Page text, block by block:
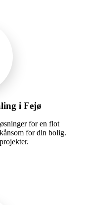
i Fejø
for en flot
for din bolig.